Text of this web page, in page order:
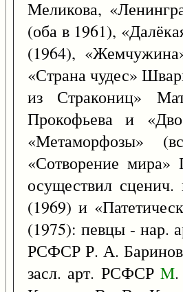
Меликова,
(оба в 1961),
(1964),
«Страна чудес»
из Стракониц»
Прокофьева и
«Метаморфозы»
«Сотворение
осуществил
(1969) и
(1975): певцы - нар.
РСФСР Р. А.
засл. арт. РСФСР M